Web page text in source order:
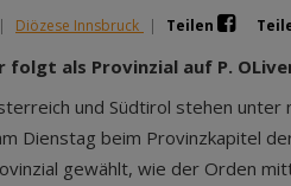
| Diözese Innsbruck | Teilen
folgt als Provinzial auf P.
und Südtirol stehen unter
Dienstag beim Provinzkapitel
gewählt, wie der Orden